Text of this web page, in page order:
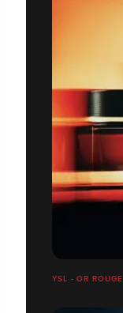
YSL - OR ROUGE